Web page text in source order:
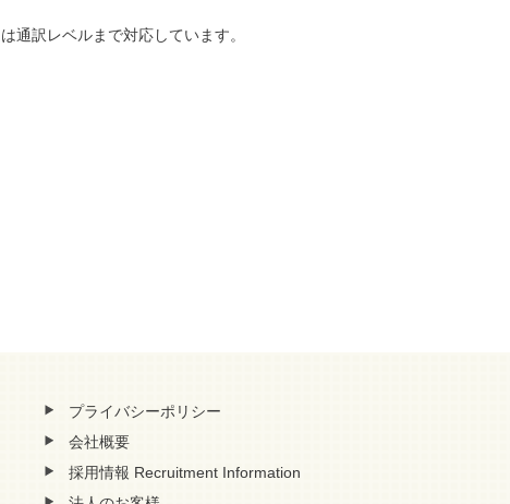
通訳レベルまで対応しています。
プライバシーポリシー
会社概要
採用情報 Recruitment Information